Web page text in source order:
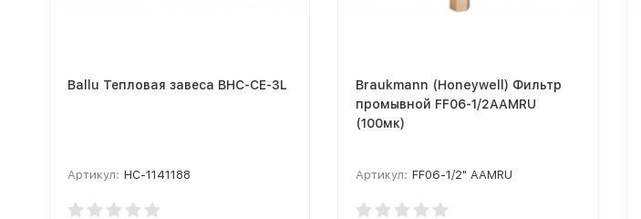
Ballu Тепловая завеса BHC-CE-3L
Артикул: НС-1141188
Braukmann (Honeywell) Фильтр
промывной FF06-1/2AAMRU
(100мк)
Артикул: FF06-1/2" AAMRU